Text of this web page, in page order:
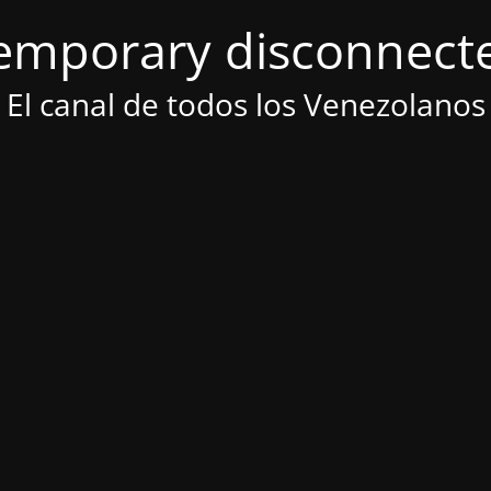
El canal de todos los Venezolanos